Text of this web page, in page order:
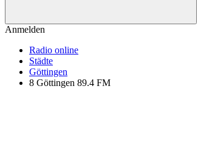
Anmelden
Radio online
Städte
Göttingen
8 Göttingen 89.4 FM